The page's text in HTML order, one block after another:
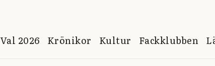
Val 2026 Krönikor Kultur Fackklubben